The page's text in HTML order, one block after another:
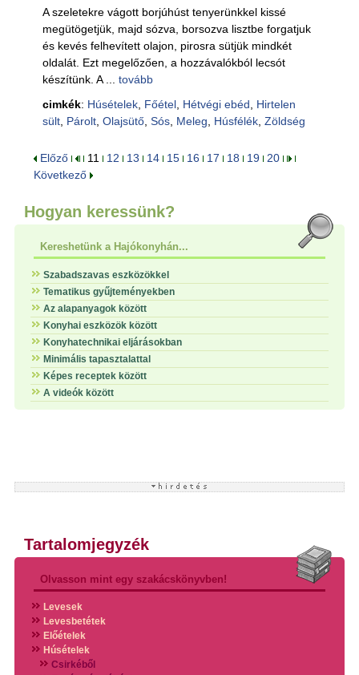
A szeletekre vágott borjúhúst tenyerünkkel kissé
megütögetjük, majd sózva, borsozva lisztbe forgatjuk
és kevés felhevített olajon, pirosra sütjük mindkét
oldalát. Ezt megelőzően, a hozzávalókból lecsót
készítünk. A ... tovább
cimkék: Húsételek, Főétel, Hétvégi ebéd
Hirtelen
sült, Párolt, Olajsütő, Sós, Meleg Húsfélék, Zöldség
Előző 11 12 13 14 15 16 17 18 19
20
Következő
Hogyan keressünk?
Kereshetünk a Hajókonyhán...
Szabadszavas eszközökkel
Tematikus gyűjteményekben
Az alapanyagok között
Konyhai eszközök között
Konyhatechnikai eljárásokban
Minimális tapasztalattal
Képes receptek között
A videók között
Tartalomjegyzék
Olvasson mint egy szakácskönyvben!
Levesek
Levesbetétek
Előételek
Húsételek
Csirkéből